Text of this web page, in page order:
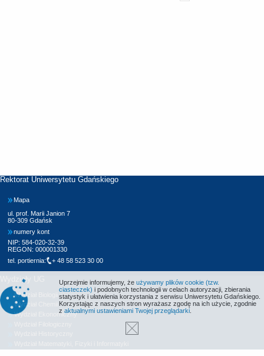
Rektorat Uniwersytetu Gdańskiego
Mapa
ul. prof. Marii Janion 7
80-309 Gdańsk
numery kont
NIP: 584-020-32-39
REGON: 000001330
tel. portiernia:
+ 48 58 523 30 00
Wydziały UG
Wydział Biologii
Wydział Chemii
Wydział Ekonomiczny
Uprzejmie informujemy, że używamy plików cookie (tzw.
ciasteczek) i podobnych technologii w celach autoryzacji, zbierania
statystyk i ułatwienia korzystania z serwisu Uniwersytetu Gdańskiego.
Korzystając z naszych stron wyrażasz zgodę na ich użycie, zgodnie
z aktualnymi ustawieniami Twojej przeglądarki